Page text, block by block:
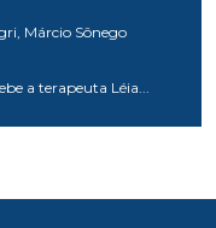
Márcio Sônego
a terapeuta Léia...